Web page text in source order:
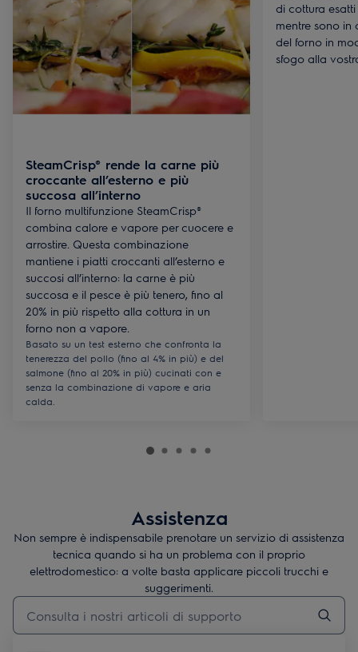
SteamCrisp® rende la carne più
croccante all’esterno e più
succosa all’interno
Il forno multifunzione SteamCrisp®
combina calore e vapore per cuocere e
arrostire. Questa combinazione
mantiene i piatti croccanti all’esterno e
succosi all’interno: la carne è più
succosa e il pesce è più tenero, fino al
20% in più rispetto alla cottura in un
forno non a vapore.
Basato su un test esterno che confronta la
tenerezza del pollo (fino al 4% in più) e del
salmone (fino al 20% in più) cucinati con e
senza la combinazione di vapore e aria
calda.
di cottura
mentre sono in
del forno in
sfogo alla
Assistenza
Non sempre è indispensabile prenotare un servizio di assistenza
tecnica quando si ha un problema con il proprio
elettrodomestico: a volte basta applicare piccoli trucchi e
suggerimenti.
Digita per cercare articoli di supporto